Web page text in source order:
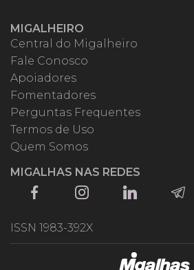
MIGALHEIRO
Central do Migalheiro
Fale Conosco
Apoiadores
Fomentadores
Perguntas Frequentes
Termos de Uso
Quem Somos
MIGALHAS NAS REDES
ISSN 1983-392X